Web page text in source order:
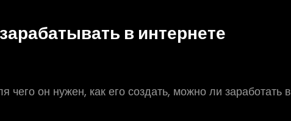
в интернете
он нужен, как его создать, можно ли заработать в